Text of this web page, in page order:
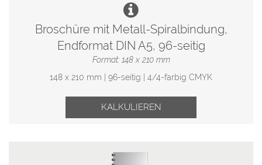
Broschüre mit Metall-Spiralbindung,
Endformat DIN A5, 96-seitig
Format: 148 x 210 mm
148 x 210 mm | 96-seitig | 4/4-farbig CMYK
KALKULIEREN